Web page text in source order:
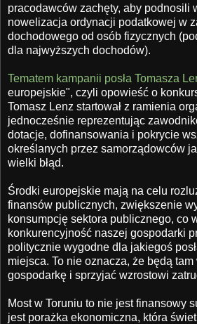
pracodawców zachęty, aby podnosili
nowelizacja ordynacji podatkowej w
dochodowego od osób fizycznych
dla najwyższych dochodów).
Tematem kampanii posła Tomasza
europejskie", czyli opowieść o
Tomasz Lenz startował z ramienia
jednocześnie reprezentując
dotacje, dofinansowania i pokrycie
określanych przez samorządowców
wielki błąd.
Środki europejskie mają na celu
finansów publicznych, zwiększenie
konsumpcję sektora publicznego, co
konkurencyjność naszej gospodarki
politycznie wygodne dla jakiegoś
miejsca. To nie oznacza, że będą
gospodarkę i sprzyjać wzrostowi
Most w Toruniu to nie jest finansowy
jest porażka ekonomiczna, która